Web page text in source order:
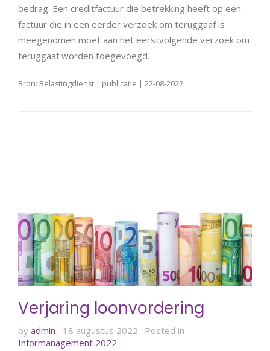
bedrag. Een creditfactuur die betrekking heeft op een
factuur die in een eerder verzoek om teruggaaf is
meegenomen moet aan het eerstvolgende verzoek om
teruggaaf worden toegevoegd.
Bron: Belastingdienst | publicatie | 22-08-2022
Verjaring loonvordering
by admin 18 augustus 2022
Posted in
Informanagement 2022